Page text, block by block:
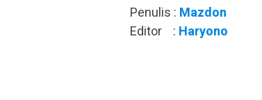
Penulis : Mazdon
Editor : Haryono